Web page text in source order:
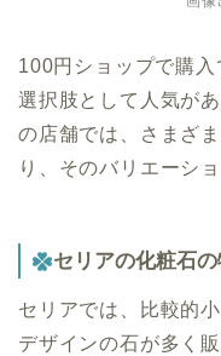
100円ショップで購
選択肢として人気が
の店舗では、さまざ
り、そのバリエーシ
セリアの化粧石
セリアでは、比較的
デザインの石が多く